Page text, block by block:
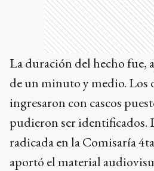
La duración del hecho fue,
de un minuto y medio. Los
ingresaron con cascos
pudieron ser identificados.
radicada en la Comisaría
aportó el material